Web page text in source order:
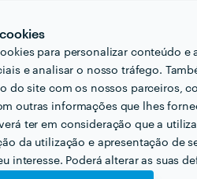
para personalizar conteúdo
e analisar o nosso tráfego.
do site com os nossos parceiros,
outras informações que lhes
ter em consideração que a
da utilização e apresentação de
interesse. Poderá alterar as suas
pensar acerca do projecto que
apenas desta forma poderá
recomendados para a mudança
e que seja evidente que duas
serviço.
onde deverá excluir os
onde deverá constar: